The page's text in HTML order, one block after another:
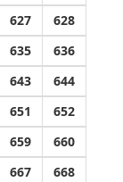
627
628
635
636
643
644
651
652
659
660
667
668